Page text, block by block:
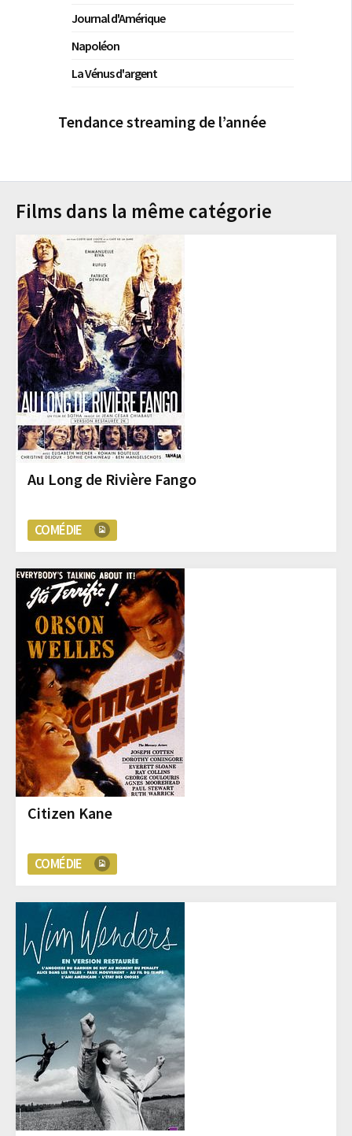
Journal d'Amérique
Napoléon
La Vénus d'argent
Tendance streaming de l’année
Films dans la même catégorie
Au Long de Rivière Fango
COMÉDIE
Citizen Kane
COMÉDIE